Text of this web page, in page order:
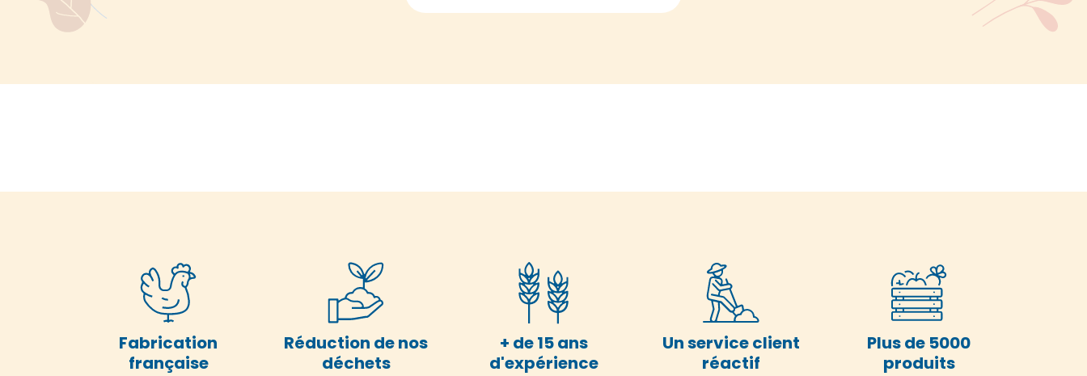
Fabrication
française
Réduction de nos
déchets
+ de 15 ans
d'expérience
Un service client
réactif
Plus de 5000
produits